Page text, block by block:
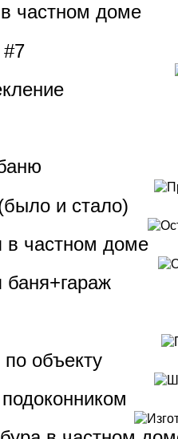
частном доме
и стало)
в частном доме
баня+гараж
объекту